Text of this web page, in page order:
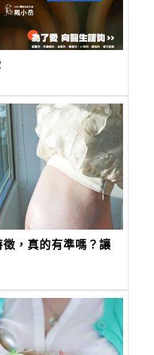
，真的有準嗎？讓